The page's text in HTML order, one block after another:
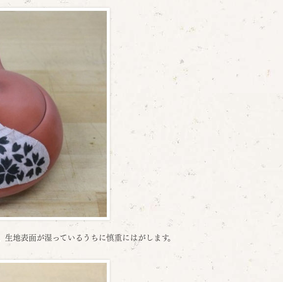
地表面が湿っているうちに慎重にはがします。